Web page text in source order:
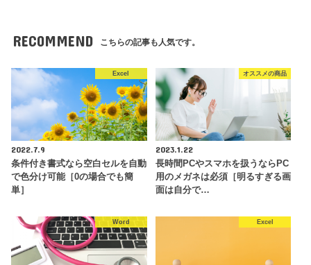
RECOMMEND こちらの記事も人気です。
Excel
2022.7.9
条件付き書式なら空白セルを自動
で色分け可能［0の場合でも簡
単］
オススメの商品
2023.1.22
長時間PCやスマホを扱うならPC
用のメガネは必須［明るすぎる画
面は自分で…
Word Excel